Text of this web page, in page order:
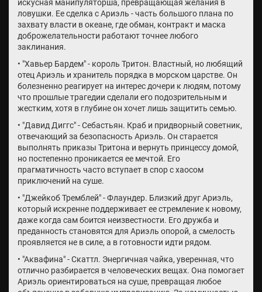
искусная манипуляторша, превращающая желания в
ловушки. Ее сделка с Ариэль - часть большого плана по
захвату власти в океане, где обман, контракт и маска
доброжелательности работают точнее любого
заклинания.
• "Хавьер Бардем" - король Тритон. Властный, но любящий
отец Ариэль и хранитель порядка в морском царстве. Он
болезненно реагирует на интерес дочери к людям, потому
что прошлые трагедии сделали его подозрительным и
жестким, хотя в глубине он хочет лишь защитить семью.
• "Давид Диггс" - Себастьян. Краб и придворный советник,
отвечающий за безопасность Ариэль. Он старается
выполнять приказы Тритона и вернуть принцессу домой,
но постепенно проникается ее мечтой. Его
прагматичность часто вступает в спор с хаосом
приключений на суше.
• "Джейкоб Тремблей" - Флаундер. Близкий друг Ариэль,
который искренне поддерживает ее стремление к новому,
даже когда сам боится неизвестности. Его дружба и
преданность становятся для Ариэль опорой, а смелость
проявляется не в силе, а в готовности идти рядом.
• "Аквафина" - Скаттл. Энергичная чайка, уверенная, что
отлично разбирается в человеческих вещах. Она помогает
Ариэль ориентироваться на суше, превращая любое